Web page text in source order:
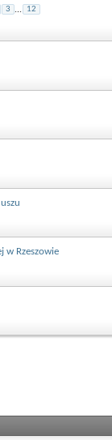
3 ... 12
w Rzeszowie